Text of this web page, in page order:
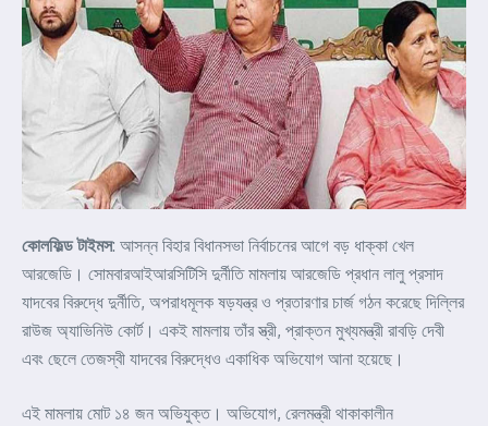
কোলফিল্ড টাইমস: আসন্ন বিহার বিধানসভা নির্বাচনের আগে বড় ধাক্কা খেল
আরজেডি। সোমবারআইআরসিটিসি দুর্নীতি মামলায় আরজেডি প্রধান লালু প্রসাদ
যাদবের বিরুদ্ধে দুর্নীতি, অপরাধমূলক ষড়যন্ত্র ও প্রতারণার চার্জ গঠন করেছে দিল্লির
রাউজ অ্যাভিনিউ কোর্ট। একই মামলায় তাঁর স্ত্রী, প্রাক্তন মুখ্যমন্ত্রী রাবড়ি দেবী
এবং ছেলে তেজস্বী যাদবের বিরুদ্ধেও একাধিক অভিযোগ আনা হয়েছে।
এই মামলায় মোট ১৪ জন অভিযুক্ত। অভিযোগ, রেলমন্ত্রী থাকাকালীন